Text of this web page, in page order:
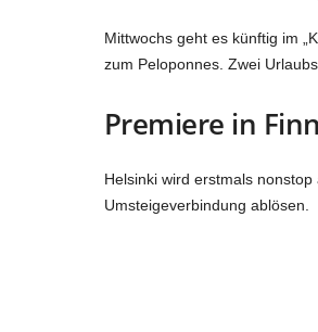
Mittwochs geht es künftig im
zum Peloponnes. Zwei
Premiere in
Helsinki wird erstmals
Umsteigeverbindung ablösen.